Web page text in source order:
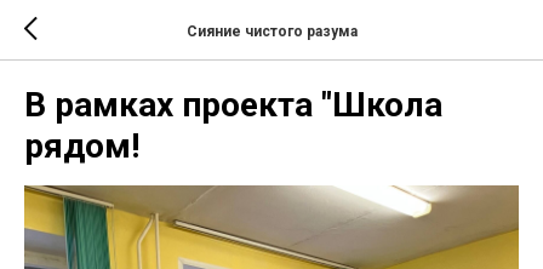
Сияние чистого разума
В рамках проекта "Школа
рядом!